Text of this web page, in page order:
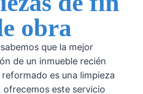
obra
que la mejor
de un inmueble recién
es una limpieza
ofrecemos este servicio